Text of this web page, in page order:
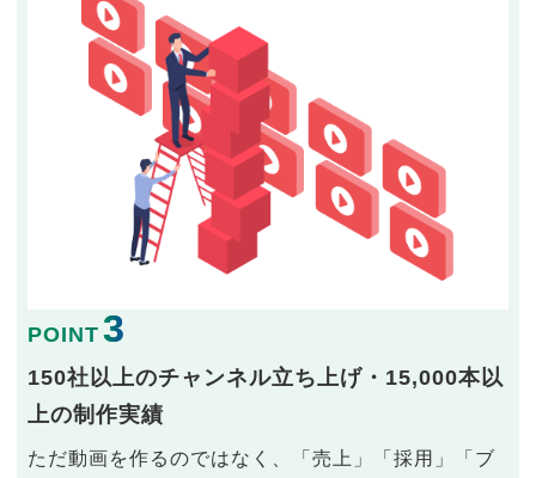
POINT 3
150社以上のチャンネル立ち上げ・15,000本以
上の制作実績
ただ動画を作るのではなく、「売上」「採用」「ブ